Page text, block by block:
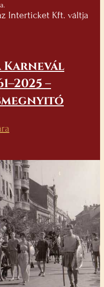
Interticket Kft. váltja
Karnevál
–